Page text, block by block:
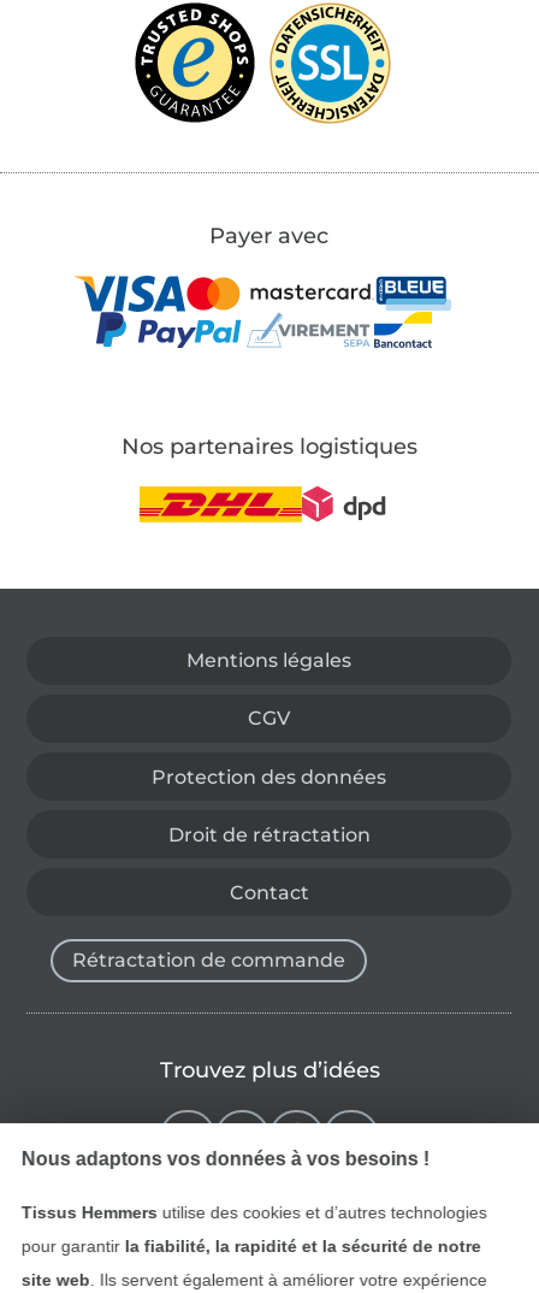
Payer avec
Nos partenaires logistiques
Mentions légales
CGV
Protection des données
Droit de rétractation
Contact
Rétractation de commande
Trouvez plus d’idées
Nous adaptons vos données à vos besoins !
Tissus Hemmers utilise des cookies et d’autres technologies
pour garantir la fiabilité, la rapidité et la sécurité de notre
site web . Ils servent également à améliorer votre expérience